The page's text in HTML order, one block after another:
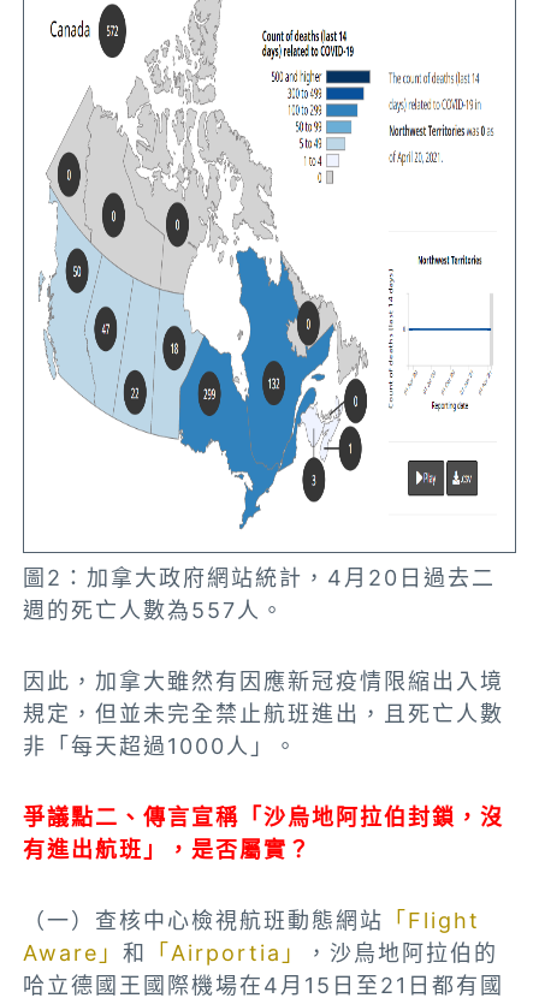
圖2：加拿大政府網站統計，4月20日過去二
週的死亡人數為557人。
因此，加拿大雖然有因應新冠疫情限縮出入境
規定，但並未完全禁止航班進出，且死亡人數
非「每天超過1000人」。
爭議點二、傳言宣稱「沙烏地阿拉伯封鎖，沒
有進出航班」，是否屬實？
（一）查核中心檢視航班動態網站
「Flight
Aware」和 「Airportia」
，沙烏地阿拉伯的
哈立德國王國際機場在4月15日至21日都有國